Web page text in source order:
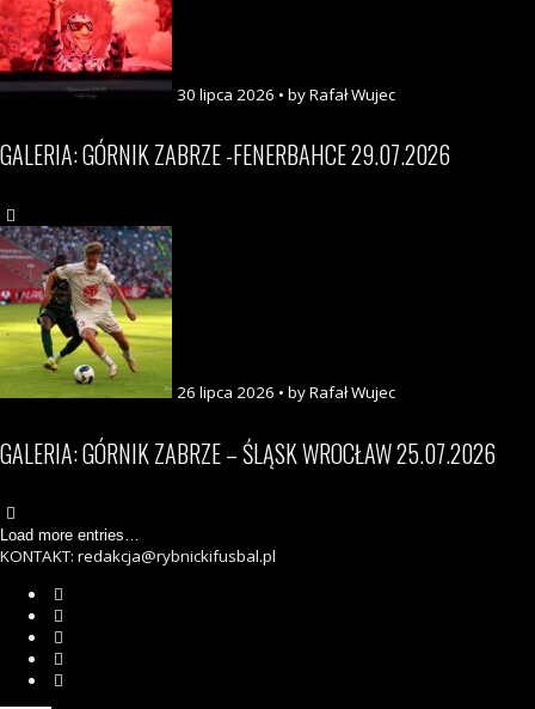
30 lipca 2026 • by Rafał Wujec
GALERIA: GÓRNIK ZABRZE -FENERBAHCE 29.07.2026
26 lipca 2026 • by Rafał Wujec
GALERIA: GÓRNIK ZABRZE – ŚLĄSK WROCŁAW 25.07.2026
Load more entries…
KONTAKT: redakcja@rybnickifusbal.pl